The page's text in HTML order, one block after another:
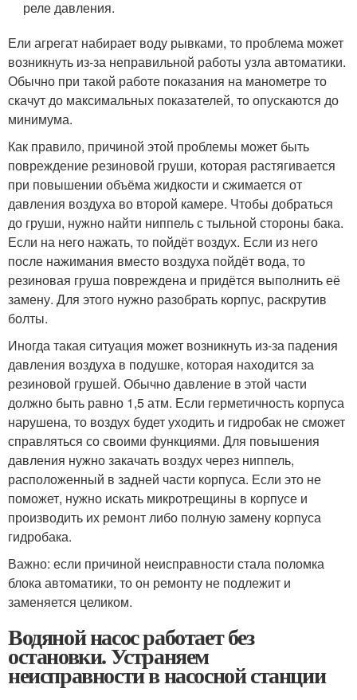
реле давления.
Ели агрегат набирает воду рывками, то проблема может
возникнуть из-за неправильной работы узла автоматики.
Обычно при такой работе показания на манометре то
скачут до максимальных показателей, то опускаются до
минимума.
Как правило, причиной этой проблемы может быть
повреждение резиновой груши, которая растягивается
при повышении объёма жидкости и сжимается от
давления воздуха во второй камере. Чтобы добраться
до груши, нужно найти ниппель с тыльной стороны бака.
Если на него нажать, то пойдёт воздух. Если из него
после нажимания вместо воздуха пойдёт вода, то
резиновая груша повреждена и придётся выполнить её
замену. Для этого нужно разобрать корпус, раскрутив
болты.
Иногда такая ситуация может возникнуть из-за падения
давления воздуха в подушке, которая находится за
резиновой грушей. Обычно давление в этой части
должно быть равно 1,5 атм. Если герметичность корпуса
нарушена, то воздух будет уходить и гидробак не сможет
справляться со своими функциями. Для повышения
давления нужно закачать воздух через ниппель,
расположенный в задней части корпуса. Если это не
поможет, нужно искать микротрещины в корпусе и
производить их ремонт либо полную замену корпуса
гидробака.
Важно: если причиной неисправности стала поломка
блока автоматики, то он ремонту не подлежит и
заменяется целиком.
Водяной насос работает без
остановки. Устраняем
неисправности в насосной станции